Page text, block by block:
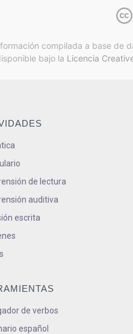
compilada a base de
bajo la Licencia
de lectura
auditiva
escrita
de verbos
español